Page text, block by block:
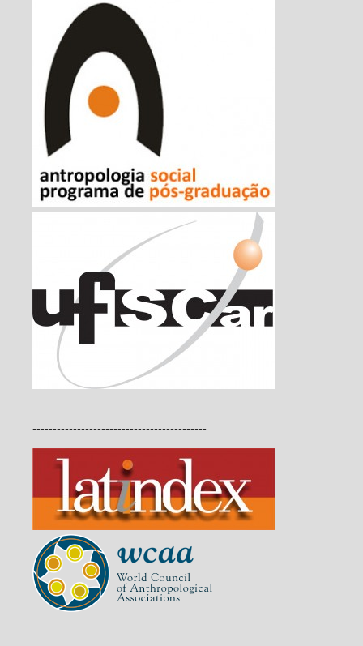
-------------------------------------------------------------------------
-------------------------------------------